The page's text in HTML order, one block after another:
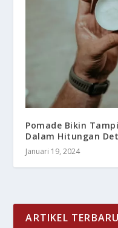
Pomade Bikin
Dalam Hitungan
Januari 19, 2024
ARTIKEL TERBARU